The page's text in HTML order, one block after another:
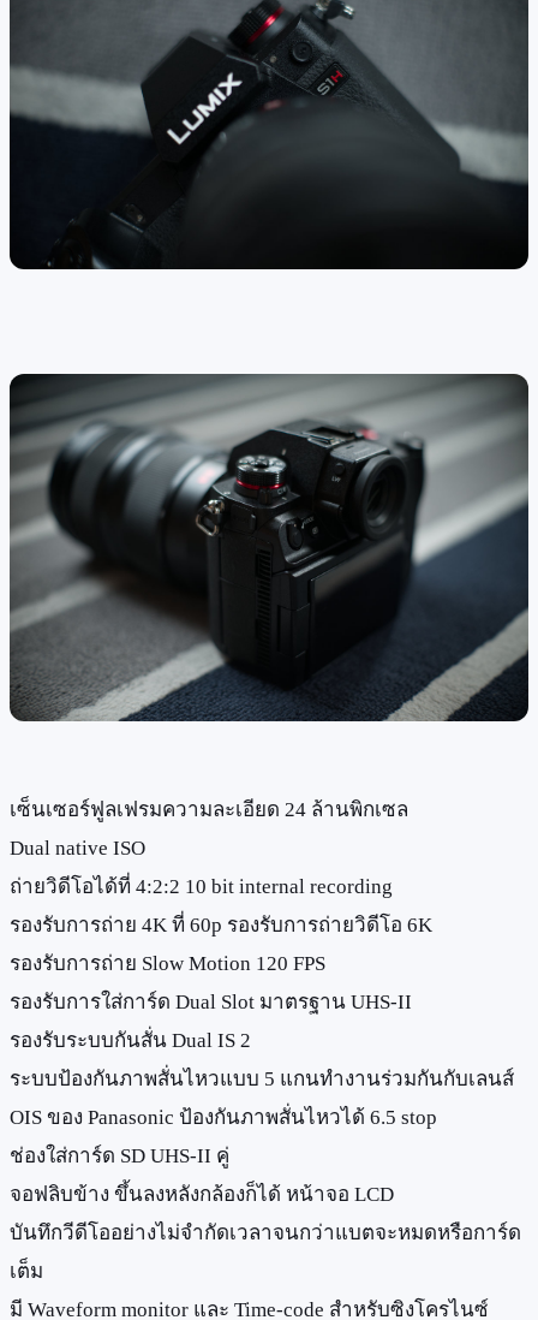
เซ็นเซอร์ฟูลเฟรมความละเอียด 24 ล้านพิกเซล
Dual native ISO
ถ่ายวิดีโอได้ที่ 4:2:2 10 bit internal recording
รองรับการถ่าย 4K ที่ 60p รองรับการถ่ายวิดีโอ 6K
รองรับการถ่าย Slow Motion 120 FPS
รองรับการใส่การ์ด Dual Slot มาตรฐาน UHS-II
รองรับระบบกันสั่น Dual IS 2
ระบบป้องกันภาพสั่นไหวแบบ 5 แกนทำงานร่วมกันกับเลนส์
OIS ของ Panasonic ป้องกันภาพสั่นไหวได้ 6.5 stop
ช่องใส่การ์ด SD UHS-II คู่
จอฟลิบข้าง ขึ้นลงหลังกล้องก็ได้ หน้าจอ LCD
บันทึกวีดีโออย่างไม่จำกัดเวลาจนกว่าแบตจะหมดหรือการ์ด
เต็ม
มี Waveform monitor และ Time-code สำหรับซิงโครไนซ์